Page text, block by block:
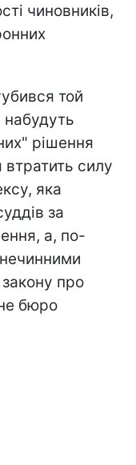
чиновників,
той
набудуть
рішення
силу
яка
за
а, по-
про
бюро